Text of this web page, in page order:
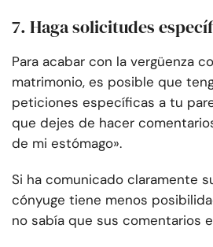
7. Haga solicitudes
Para acabar con la vergüenza
matrimonio, es posible que
peticiones específicas a tu
que dejes de hacer
de mi estómago».
Si ha comunicado claramente
cónyuge tiene menos
no sabía que sus comentarios